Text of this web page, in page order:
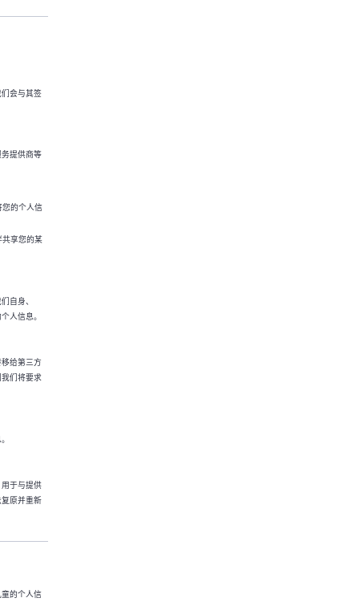
会与其签
提供商等
您的个人信
共享您的某
自身、
人信息。
给第三方
们将要求
于与提供
原并重新
的个人信